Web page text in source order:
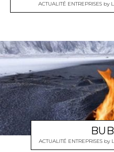
ACTUALITÉ ENTREPRISES by
ACTUALITÉ ENTREPRISESby